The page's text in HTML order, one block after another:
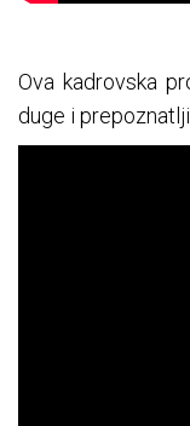
Ova kadrovska
duge i